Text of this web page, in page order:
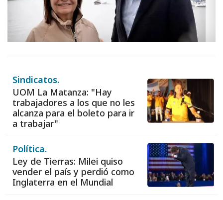
Sindicatos.
UOM La Matanza: "Hay
trabajadores a los que no les
alcanza para el boleto para ir
a trabajar"
Política.
Ley de Tierras: Milei quiso
vender el país y perdió como
Inglaterra en el Mundial